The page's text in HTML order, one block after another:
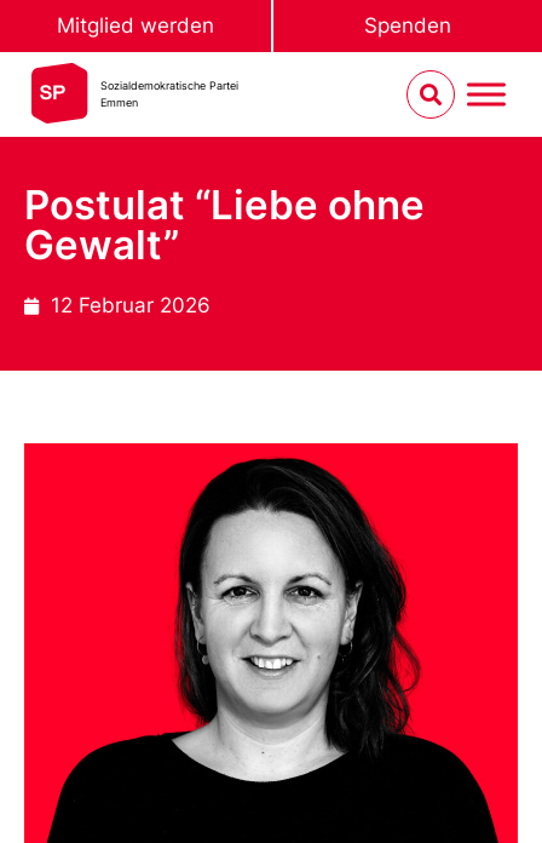
Mitglied werden Spenden
Sozialdemokratische Partei
Emmen
Postulat “Liebe ohne
Gewalt”
12 Februar 2026